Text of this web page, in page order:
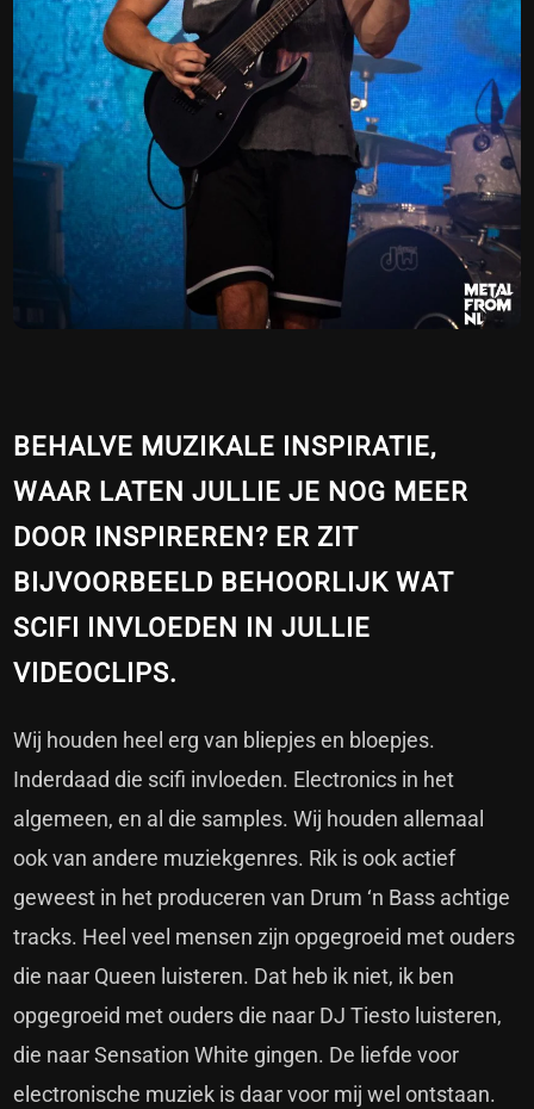
BEHALVE MUZIKALE INSPIRATIE,
WAAR LATEN JULLIE JE NOG MEER
DOOR INSPIREREN? ER ZIT
BIJVOORBEELD BEHOORLIJK WAT
SCIFI INVLOEDEN IN JULLIE
VIDEOCLIPS.
Wij houden heel erg van bliepjes en bloepjes.
Inderdaad die scifi invloeden. Electronics in het
algemeen, en al die samples. Wij houden allemaal
ook van andere muziekgenres. Rik is ook actief
geweest in het produceren van Drum ‘n Bass achtige
tracks. Heel veel mensen zijn opgegroeid met ouders
die naar Queen luisteren. Dat heb ik niet, ik ben
opgegroeid met ouders die naar DJ Tiesto luisteren,
die naar Sensation White gingen. De liefde voor
electronische muziek is daar voor mij wel ontstaan.